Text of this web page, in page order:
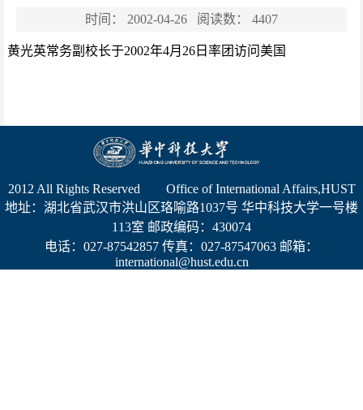
时间： 2002-04-26 阅读数：4407
黄光英常务副校长于2002年4月26日率团访问美国
2012 All Rights Reserved Office of International Affairs,HUST
地址：湖北省武汉市洪山区珞喻路1037号 华中科技大学一号楼
113室 邮政编码：430074
电话：027-87542857 传真：027-87547063 邮箱：
international@hust.edu.cn